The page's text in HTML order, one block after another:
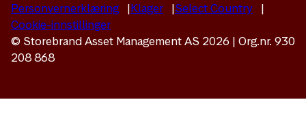
Personvernerklæring Klager
Select Country
Cookie-innstillinger
© Storebrand Asset Management AS 2026 | Org.nr. 930
208 868